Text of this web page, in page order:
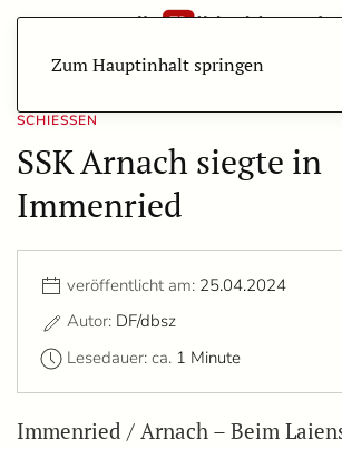
Zum Hauptinhalt springen
SCHIESSEN
SSK Arnach siegte in
Immenried
veröffentlicht am: 25.04.2024
Autor: DF/dbsz
Lesedauer: ca. 1 Minute
Immenried / Arnach – Beim